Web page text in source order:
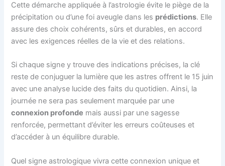
Cette démarche appliquée à l’astrologie évite le piège de la
précipitation ou d’une foi aveugle dans les prédictions. Elle
assure des choix cohérents, sûrs et durables, en accord
avec les exigences réelles de la vie et des relations.
Si chaque signe y trouve des indications précises, la clé
reste de conjuguer la lumière que les astres offrent le 15 juin
avec une analyse lucide des faits du quotidien. Ainsi, la
journée ne sera pas seulement marquée par une
connexion profonde mais aussi par une sagesse
renforcée, permettant d’éviter les erreurs coûteuses et
d’accéder à un équilibre durable.
Quel signe astrologique vivra cette connexion unique et